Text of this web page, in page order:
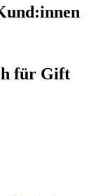
für Gift